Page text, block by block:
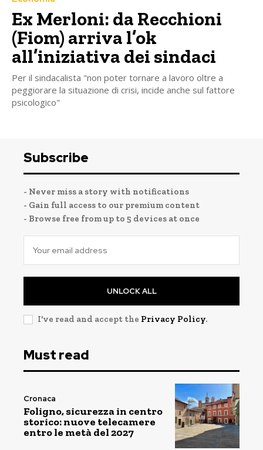
Ex Merloni: da Recchioni
(Fiom) arriva l’ok
all’iniziativa dei sindaci
Per il sindacalista "non poter tornare a lavoro oltre a
peggiorare la situazione di crisi, incide anche sul fattore
psicologico"
Subscribe
- Never miss a story with notifications
- Gain full access to our premium content
- Browse free from up to 5 devices at once
UNLOCK ALL
I've read and accept the Privacy Policy.
Must read
Cronaca
Foligno, sicurezza in centro
storico: nuove telecamere
entro le metà del 2027